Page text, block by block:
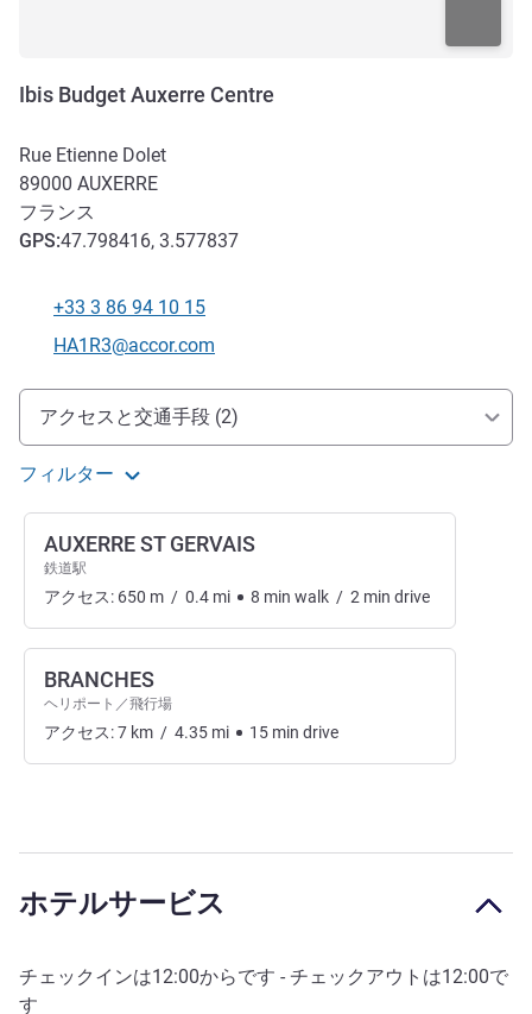
Ibis Budget Auxerre Centre
Rue Etienne Dolet
89000 AUXERRE
フランス
GPS:47.798416, 3.577837
電話番号
+33 3 86 94 10 15
Eメール
HA1R3@accor.com
アクセスと交通機関
アクセスと交通手段 (2)
フィルター
AUXERRE ST GERVAIS
鉄道駅
アクセス: 650 m / 0.4 mi 8 min walk / 2 min drive
BRANCHES
ヘリポート／飛行場
アクセス:7 km / 4.35 mi 15 min drive
ホテルサービス
チェックインは12:00からです - チェックアウトは12:00で
す